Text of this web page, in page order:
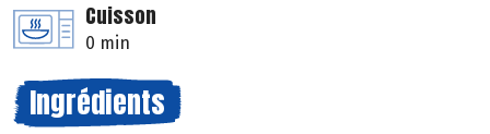
Cuisson
0 min
Ingrédients